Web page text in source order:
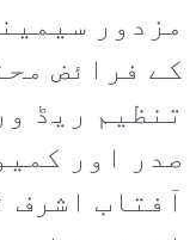
مزدور
کے فرائض
تنظیم ریڈ
صدر اور
آفتاب اشرف